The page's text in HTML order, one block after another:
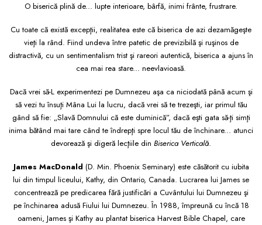
Biblice
Finanțe
Romane, Nuvele și Povestiri
Reviste
Poezii
O biserică plină de... lupte interioare, bârfă, inimi frânte, frustrare.
Cu toate că există excepţii, realitatea este că biserica de azi dezamăgeşte
vieţi la rând. Fiind undeva între patetic de previzibilă şi ruşinos de
distractivă, cu un sentimentalism trist şi rareori autentică, biserica a ajuns în
cea mai rea stare... neevlavioasă.
Dacă vrei să-L experimentezi pe Dumnezeu aşa ca niciodată până acum şi
să vezi tu însuţi Mâna Lui la lucru, dacă vrei să te trezeşti, iar primul tău
gând să fie: „Slavă Domnului că este duminică”, dacă eşti gata să-ţi simţi
inima bătând mai tare când te îndrepţi spre locul tău de închinare... atunci
devorează şi digeră lecţiile din Biserica Verticală.
James MacDonald (D. Min. Phoenix Seminary) este căsătorit cu iubita
lui din timpul liceului, Kathy, din Ontario, Canada. Lucrarea lui James se
concentrează pe predicarea fără justificări a Cuvântului lui Dumnezeu şi
pe închinarea adusă Fiului lui Dumnezeu. În 1988, împreună cu încă 18
oameni, James şi Kathy au plantat biserica Harvest Bible Chapel, care